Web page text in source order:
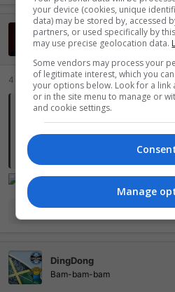
a
ç
õ
e
:
chubilubi
Mil pontos, LOL!
4 Junho 2026
R3plicante09 disse:
O primeiro filme até me enganou , o
e não gostei e já lançou o 3 ?
e
õ
e
s
StylePain,Cloud Loirin,Laynane 3
DingDong
Bam-bam-bam
your device (cookies, unique
data) may be stored by, accessed
partners, or used specifically by
may use precise geolocation data.
Some vendors may process your
of legitimate interest, which you
your options below. Look for a link
or in the site menu to manage or
and cookie settings.
Manage